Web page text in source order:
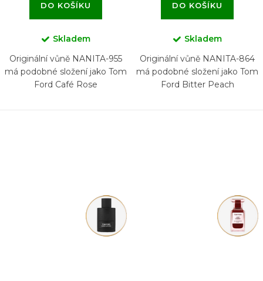
DO KOŠÍKU
Skladem
Originální vůně NANITA-955
má podobné složení jako Tom
Ford Café Rose
DO KOŠÍKU
Skladem
Originální vůně NANITA-864
má podobné složení jako Tom
Ford Bitter Peach